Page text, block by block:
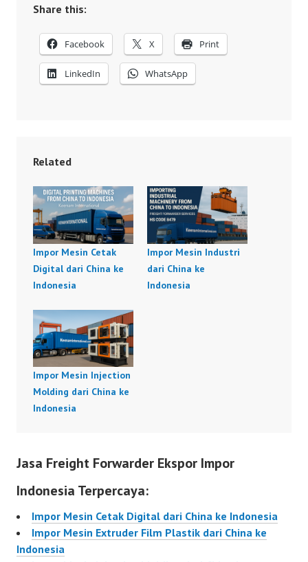
Share this:
Facebook X Print
LinkedIn WhatsApp
Related
Impor Mesin Cetak
Digital dari China ke
Indonesia
Impor Mesin Industri
dari China ke
Indonesia
Impor Mesin Injection
Molding dari China ke
Indonesia
Jasa Freight Forwarder Ekspor Impor
Indonesia Terpercaya:
Impor Mesin Cetak Digital dari China ke Indonesia
Impor Mesin Extruder Film Plastik dari China ke
Indonesia